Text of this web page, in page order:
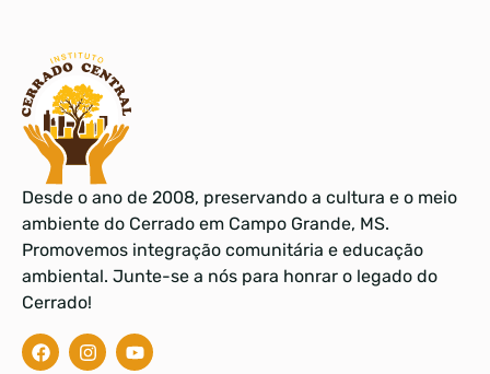
Desde o ano de 2008, preservando a cultura e o meio
ambiente do Cerrado em Campo Grande, MS.
Promovemos integração comunitária e educação
ambiental. Junte-se a nós para honrar o legado do
Cerrado!